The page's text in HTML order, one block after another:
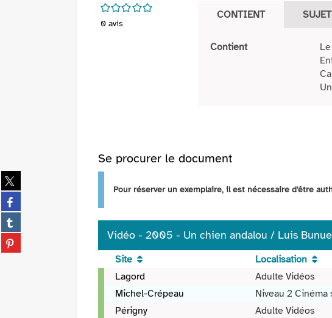
Partager
sur
twitter
(Nouvelle
fenêtre)
Partager
sur
facebook
(Nouvelle
fenêtre)
Partager
sur
tumblr
Partager
sur
/5
0 avis
CONTIENT SUJET
Contient
Se procurer le document
Pour réserver un exemplaire, il est nécessaire d'être
Vidéo - 2005 - Un chien andalou / Luis
Vidéo
Site Localisation
Lagord
Adulte Vidéos
Michel-Crépeau
Niveau 2 Cinéma
Périgny
Adulte Vidéos